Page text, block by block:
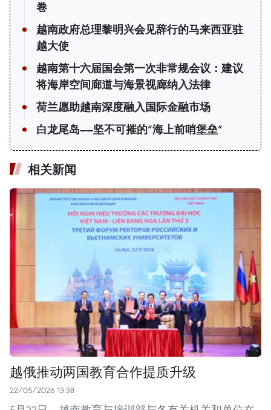
卷
越南政府总理黎明兴会见辞行的马来西亚驻
越大使
越南第十六届国会第一次非常规会议：建议
将海岸空间廊道与海景视廊纳入法律
荷兰愿助越南深度融入国际金融市场
白龙尾岛——坚不可摧的“海上前哨堡垒”
相关新闻
越俄推动两国教育合作提质升级
22/05/2026 13:38